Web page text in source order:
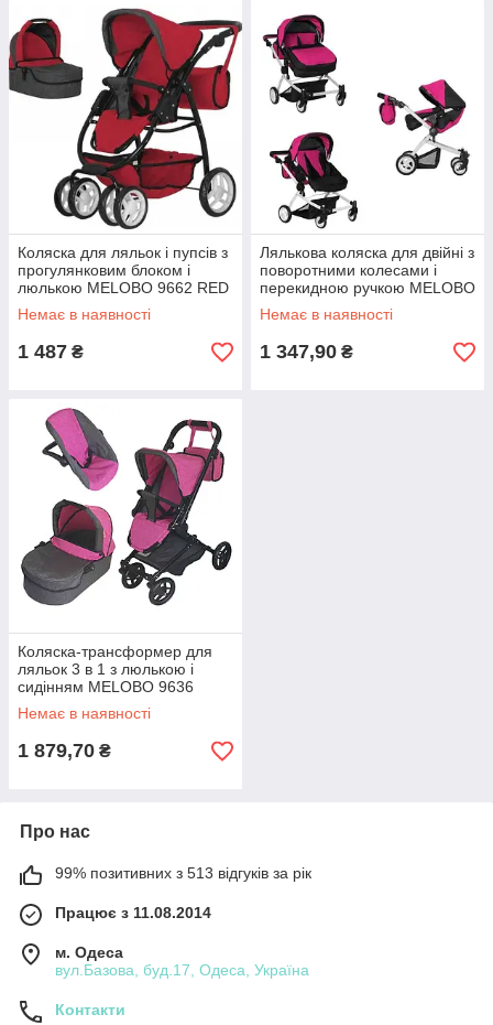
Коляска для ляльок і пупсів з
прогулянковим блоком і
люлькою MELOBO 9662 RED
2в1 CARRELLO AVANTI,
червона
Немає в наявності
1 487 ₴
Лялькова коляска для двійні з
поворотними колесами і
перекидною ручкою MELOBO
9651A HOT PINK, колір
рожевий
Немає в наявності
1 347,90 ₴
Коляска-трансформер для
ляльок 3 в 1 з люлькою і
сидінням MELOBO 9636
ROSE RED CARRELLO
MAGIA
Немає в наявності
1 879,70 ₴
Про нас
99% позитивних з 513 відгуків за рік
Працює з 11.08.2014
м. Одеса
вул.Базова, буд.17, Одеса, Україна
Контакти